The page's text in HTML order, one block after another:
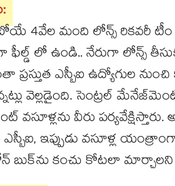
4వేల మంది లోన్స్ రికవరీ టీం
ఫీల్డ్ లో ఉండి.. నేరుగా లోన్స్
ఎస్బీఐ ఉద్యోగుల నుంచి
వెల్లడైంది. సెంట్రల్
వసూళ్లను వీరు
ఎస్బీఐ, ఇప్పుడు వసూళ్ల
కంచు కోటలా మార్చాలని